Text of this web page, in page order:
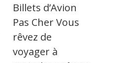
Billets d’Avion
Pas Cher Vous
rêvez de
voyager à